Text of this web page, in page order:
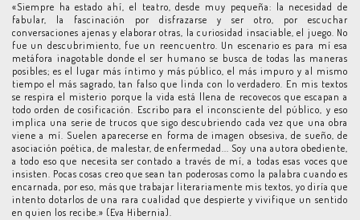
«Siempre ha estado ahí, el teatro, desde muy pequeña: la necesidad de
fabular, la fascinación por disfrazarse y ser otro, por escuchar
conversaciones ajenas y elaborar otras, la curiosidad insaciable, el juego. No
fue un descubrimiento, fue un reencuentro. Un escenario es para mí esa
metáfora inagotable donde el ser humano se busca de todas las maneras
posibles; es el lugar más íntimo y más público, el más impuro y al mismo
tiempo el más sagrado, tan falso que linda con lo verdadero. En mis textos
se respira el misterio porque la vida está llena de recovecos que escapan a
todo orden de cosificación. Escribo para el inconsciente del público, y eso
implica una serie de trucos que sigo descubriendo cada vez que una obra
viene a mí. Suelen aparecerse en forma de imagen obsesiva, de sueño, de
asociación poética, de malestar, de enfermedad... Soy una autora obediente,
a todo eso que necesita ser contado a través de mí, a todas esas voces que
insisten. Pocas cosas creo que sean tan poderosas como la palabra cuando es
encarnada, por eso, más que trabajar literariamente mis textos, yo diría que
intento dotarlos de una rara cualidad que despierte y vivifique un sentido
en quien los recibe.» (Eva Hibernia).